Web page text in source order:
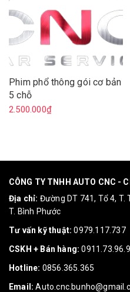
Phim phổ thông gói cơ bản
5 chỗ
2.500.000₫
CÔNG TY TNHH AUTO CNC -
Địa chỉ: Đường DT 741, Tổ 4, T.
T. Bình Phước
Tư vấn kỹ thuật: 0979.117.737
CSKH + Bán hàng:
Hotline: 0856.365.365
Email: